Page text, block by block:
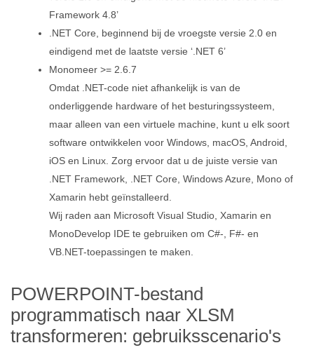
Framework 4.8’
.NET Core, beginnend bij de vroegste versie 2.0 en
eindigend met de laatste versie ‘.NET 6’
Monomeer >= 2.6.7
Omdat .NET-code niet afhankelijk is van de
onderliggende hardware of het besturingssysteem,
maar alleen van een virtuele machine, kunt u elk soort
software ontwikkelen voor Windows, macOS, Android,
iOS en Linux. Zorg ervoor dat u de juiste versie van
.NET Framework, .NET Core, Windows Azure, Mono of
Xamarin hebt geïnstalleerd.
Wij raden aan Microsoft Visual Studio, Xamarin en
MonoDevelop IDE te gebruiken om C#-, F#- en
VB.NET-toepassingen te maken.
POWERPOINT-bestand
programmatisch naar XLSM
transformeren: gebruiksscenario's